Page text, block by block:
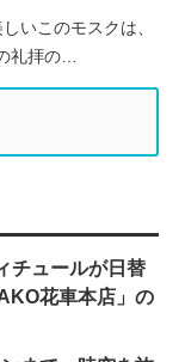
いこのモスクは、
礼拝の…
チュールが日替
花車本店」の